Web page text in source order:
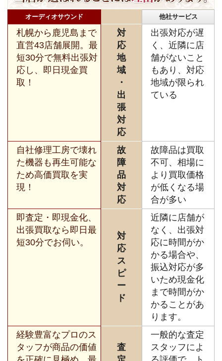
オーディオサウンド 他社サービス
札幌から鹿児島まで
直営43店舗展開。最
短30分で無料出張対
応し、即日現金買
取！
対
応
地
域
・
出
張
対
応
出張対応が遅
く、近隣に店
舗がないこと
もあり、対応
地域が限られ
ている
自社修理工房で壊れ
た機器も再生可能な
ため高価買取を実
現！
故
障
品
対
応
故障品は買取
不可、相場に
より買取価格
が低くなる場
合が多い
即査定・即現金化、
出張買取なら即日最
短30分でお伺い。
対
応
ス
ピ
ー
ド
近隣に店舗が
なく、出張対
応に時間がか
かる場合や、
振込対応が多
いため現金化
まで時間がか
かることがあ
ります。
経験豊富なプロのス
タッフが商品の価値
査
一般的な査定
スタッフによ